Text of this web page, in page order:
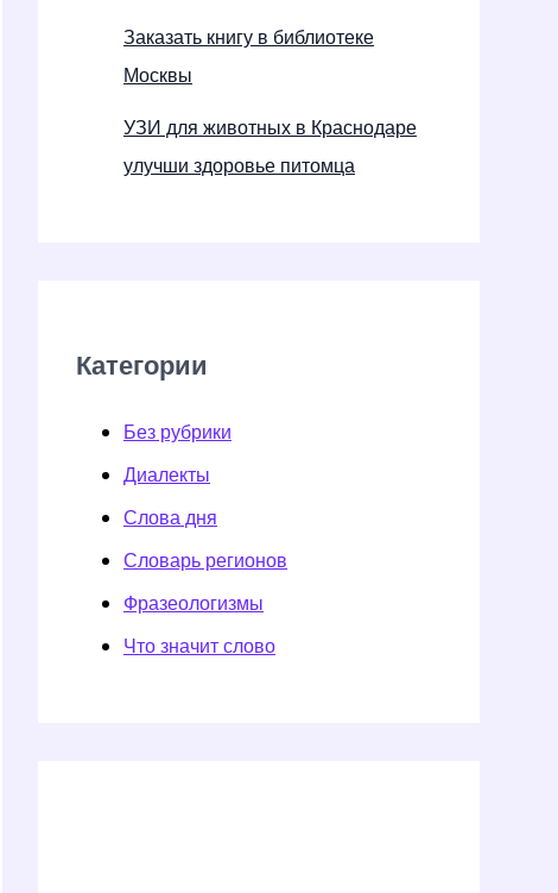
Заказать книгу в библиотеке
Москвы
УЗИ для животных в Краснодаре
улучши здоровье питомца
Категории
Без рубрики
Диалекты
Слова дня
Словарь регионов
Фразеологизмы
Что значит слово